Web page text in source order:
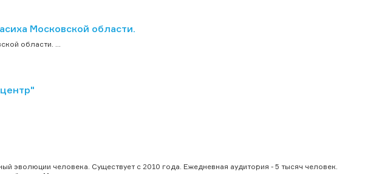
Московской области.
области. ...
эволюции человека. Существует с 2010 года. Ежедневная аудитория - 5 тысяч человек.